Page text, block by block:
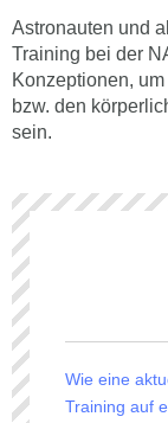
Astronauten und
Training bei der
Konzeptionen,
bzw. den
sein.
Wie eine
Training auf